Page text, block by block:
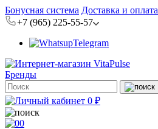
Бонусная система Доставка и оплата
+7 (965) 225-55-57
Telegram
Бренды
0 ₽
0